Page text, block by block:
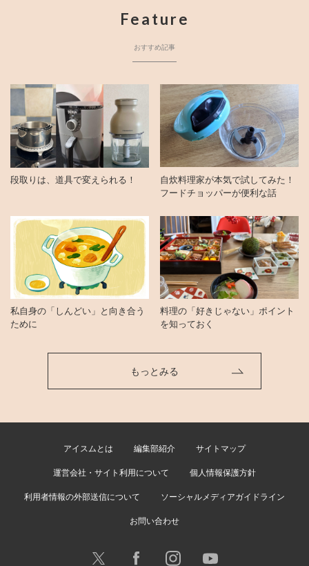
Feature
おすすめ記事
段取りは、道具で変えられる！
自炊料理家が本気で試してみた！
フードチョッパーが便利な話
私自身の「しんどい」と向き合う
ために
料理の「好きじゃない」ポイント
を知っておく
もっとみる
アイスムとは 編集部紹介 サイトマップ
運営会社・サイト利用について 個人情報保護方針
利用者情報の外部送信について ソーシャルメディアガイドライン
お問い合わせ